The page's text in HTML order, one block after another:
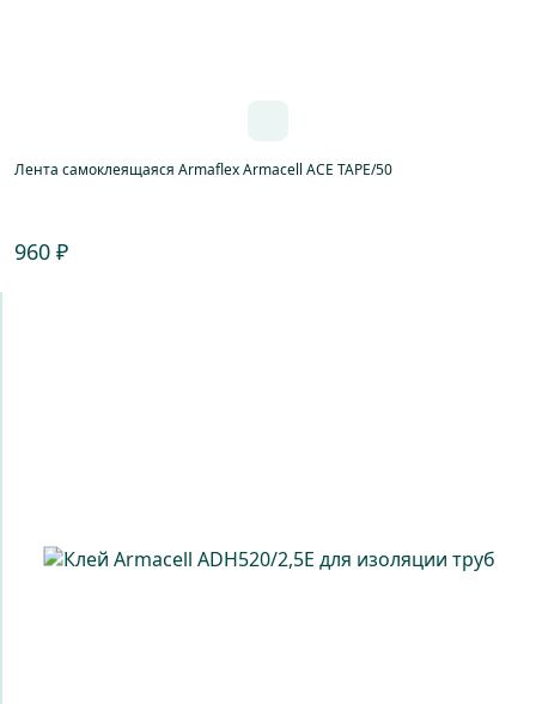
Лента самоклеящаяся Armaflex Armacell ACE TAPE/50
960 ₽